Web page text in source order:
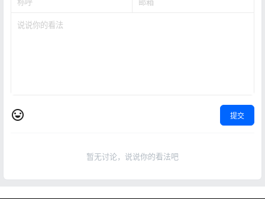
提交
暂无讨论，说说你的看法吧